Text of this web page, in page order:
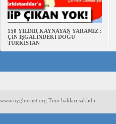
150 YILDIR KAYNAYAN YARAMIZ :
ÇİN İŞGALİNDEKİ DOĞU
TÜRKİSTAN
www.uyghurnet.org Tüm hakları saklıdır